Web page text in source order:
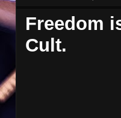
Freedom
Cult.